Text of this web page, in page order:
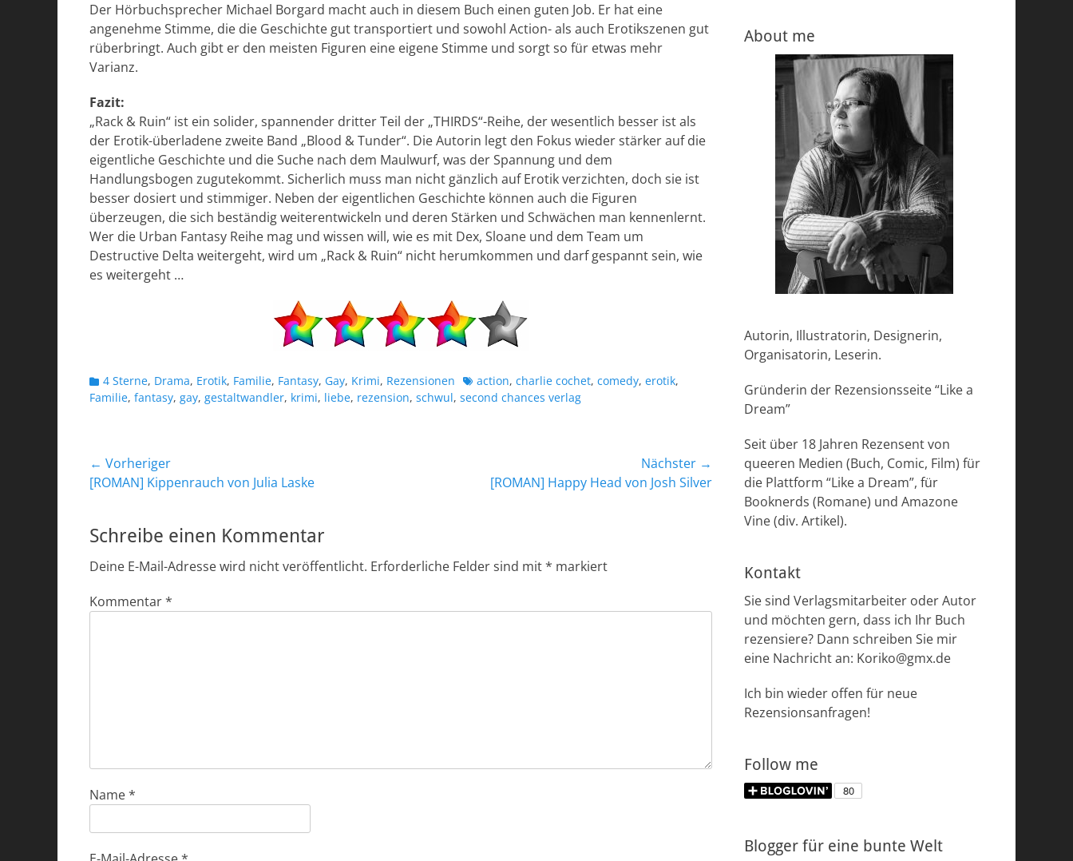
Der Hörbuchsprecher Michael Borgard macht auch in diesem Buch einen guten Job. Er hat eine
angenehme Stimme, die die Geschichte gut transportiert und sowohl Action- als auch Erotikszenen gut
rüberbringt. Auch gibt er den meisten Figuren eine eigene Stimme und sorgt so für etwas mehr
Varianz.
Fazit:
„Rack & Ruin“ ist ein solider, spannender dritter Teil der „THIRDS“-Reihe, der wesentlich besser ist als
der Erotik-überladene zweite Band „Blood & Tunder“. Die Autorin legt den Fokus wieder stärker auf die
eigentliche Geschichte und die Suche nach dem Maulwurf, was der Spannung und dem
Handlungsbogen zugutekommt. Sicherlich muss man nicht gänzlich auf Erotik verzichten, doch sie ist
besser dosiert und stimmiger. Neben der eigentlichen Geschichte können auch die Figuren
überzeugen, die sich beständig weiterentwickeln und deren Stärken und Schwächen man kennenlernt.
Wer die Urban Fantasy Reihe mag und wissen will, wie es mit Dex, Sloane und dem Team um
Destructive Delta weitergeht, wird um „Rack & Ruin“ nicht herumkommen und darf gespannt sein, wie
es weitergeht …
Kategorien
4 Sterne, Drama, Erotik, Familie, Fantasy, Gay, Krimi, Rezensionen Schlagworte
action, charlie cochet, comedy, erotik,
Familie, fantasy, gay, gestaltwandler, krimi, liebe, rezension, schwul, second chances verlag
Beitragsnavigation
← Vorheriger
Vorheriger
[ROMAN] Kippenrauch von Julia Laske
Nächster →
[ROMAN] Happy Head von Josh Silver
Schreibe einen Kommentar
Deine E-Mail-Adresse wird nicht veröffentlicht. Erforderliche Felder sind mit* markiert
Kommentar*
Name*
About me
Autorin, Illustratorin, Designerin,
Organisatorin, Leserin.
Gründerin der Rezensionsseite “Like a
Dream”
Seit über 18 Jahren Rezensent von
queeren Medien (Buch, Comic, Film) für
die Plattform “Like a Dream”, für
Booknerds (Romane) und Amazone
Vine (div. Artikel).
Kontakt
Sie sind Verlagsmitarbeiter oder Autor
und möchten gern, dass ich Ihr Buch
rezensiere? Dann schreiben Sie mir
eine Nachricht an: Koriko@gmx.de
Ich bin wieder offen für neue
Rezensionsanfragen!
Follow me
Blogger für eine bunte Welt